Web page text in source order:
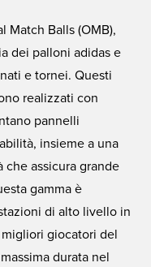
Match Balls (OMB),
dei palloni adidas e
e tornei. Questi
realizzati con
pannelli
insieme a una
che assicura grande
gamma è
di alto livello in
giocatori del
durata nel